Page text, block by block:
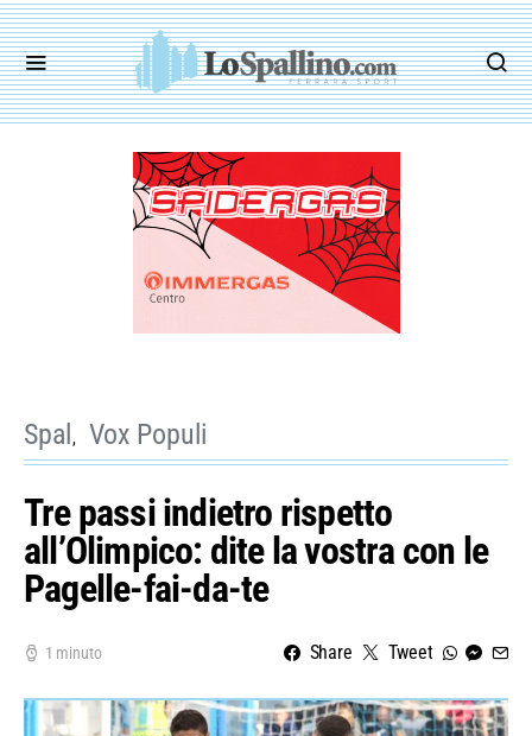
Spal Vox Populi
Tre passi indietro rispetto
all’Olimpico: dite la vostra con le
Pagelle-fai-da-te
1 minuto Share Tweet